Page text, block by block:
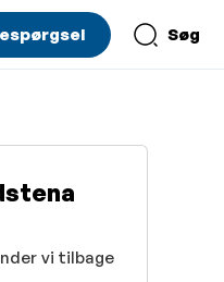
Søg
vi tilbage